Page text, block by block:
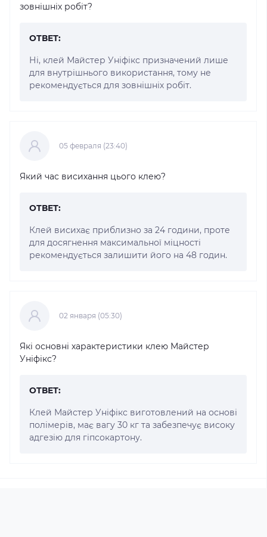
зовнішніх робіт?
ОТВЕТ:
Ні, клей Майстер Уніфікс призначений лише
для внутрішнього використання, тому не
рекомендується для зовнішніх робіт.
05 февраля (23:40)
Який час висихання цього клею?
ОТВЕТ:
Клей висихає приблизно за 24 години, проте
для досягнення максимальної міцності
рекомендується залишити його на 48 годин.
02 января (05:30)
Які основні характеристики клею Майстер
Уніфікс?
ОТВЕТ:
Клей Майстер Уніфікс виготовлений на основі
полімерів, має вагу 30 кг та забезпечує високу
адгезію для гіпсокартону.